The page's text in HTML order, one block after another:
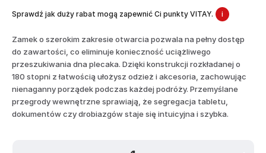
Sprawdź jak duży rabat mogą zapewnić Ci punkty VITAY. i
Zamek o szerokim zakresie otwarcia pozwala na pełny dostęp
do zawartości, co eliminuje konieczność uciążliwego
przeszukiwania dna plecaka. Dzięki konstrukcji rozkładanej o
180 stopni z łatwością ułożysz odzież i akcesoria, zachowując
nienaganny porządek podczas każdej podróży. Przemyślane
przegrody wewnętrzne sprawiają, że segregacja tabletu,
dokumentów czy drobiazgów staje się intuicyjna i szybka.